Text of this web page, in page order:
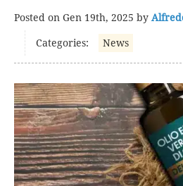
Posted on Gen 19th, 2025 by
Categories: News